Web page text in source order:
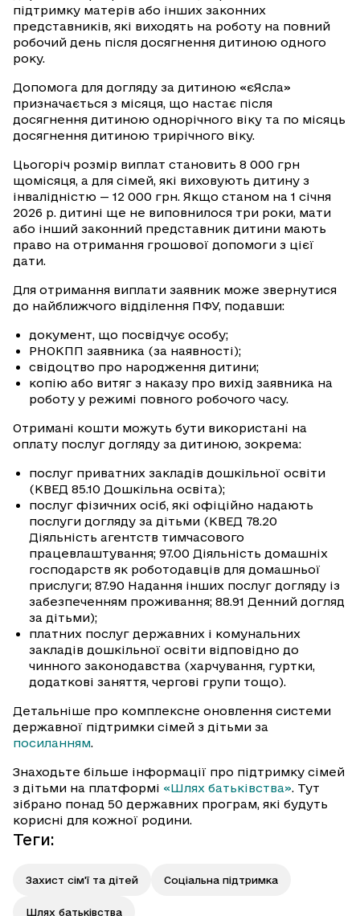
підтримку матерів або інших законних
представників, які виходять на роботу на повний
робочий день після досягнення дитиною одного
року.
Допомога для догляду за дитиною «єЯсла»
призначається з місяця, що настає після
досягнення дитиною однорічного віку та по місяць
досягнення дитиною трирічного віку.
Цьогоріч розмір виплат становить 8 000 грн
щомісяця, а для сімей, які виховують дитину з
інвалідністю — 12 000 грн. Якщо станом на 1 січня
2026 р. дитині ще не виповнилося три роки, мати
або інший законний представник дитини мають
право на отримання грошової допомоги з цієї
дати.
Для отримання виплати заявник може звернутися
до найближчого відділення ПФУ, подавши:
документ, що посвідчує особу;
РНОКПП заявника (за наявності);
свідоцтво про народження дитини;
копію або витяг з наказу про вихід заявника на
роботу у режимі повного робочого часу.
Отримані кошти можуть бути використані на
оплату послуг догляду за дитиною, зокрема:
послуг приватних закладів дошкільної освіти
(КВЕД 85.10 Дошкільна освіта);
послуг фізичних осіб, які офіційно надають
послуги догляду за дітьми (КВЕД 78.20
Діяльність агентств тимчасового
працевлаштування; 97.00 Діяльність домашніх
господарств як роботодавців для домашньої
прислуги; 87.90 Надання інших послуг догляду із
забезпеченням проживання; 88.91 Денний догляд
за дітьми);
платних послуг державних і комунальних
закладів дошкільної освіти відповідно до
чинного законодавства (харчування, гуртки,
додаткові заняття, чергові групи тощо).
Детальніше про комплексне оновлення системи
державної підтримки сімей з дітьми за
посиланням.
Знаходьте більше інформації про підтримку сімей
з дітьми на платформі «Шлях батьківства». Тут
зібрано понад 50 державних програм, які будуть
корисні для кожної родини.
Теги:
Захист сім'ї та дітей Соціальна підтримка
Шлях батьківства